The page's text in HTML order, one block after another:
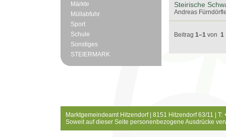
Märkte
Müllabfuhr
Sport
Schule
Sonstiges
STEIERMARK
Steirische
Andreas
Beitrag 1–1 von 1
Marktgemeindeamt Hitzendorf | 8151 Hitzendorf 63/11 |
Soweit auf dieser Seite personenbezogene Ausdrücke